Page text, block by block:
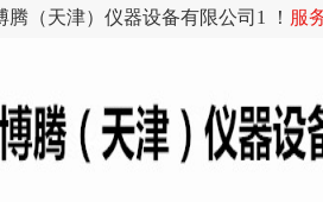
（天津）仪器设备有限公司1 ！ 服